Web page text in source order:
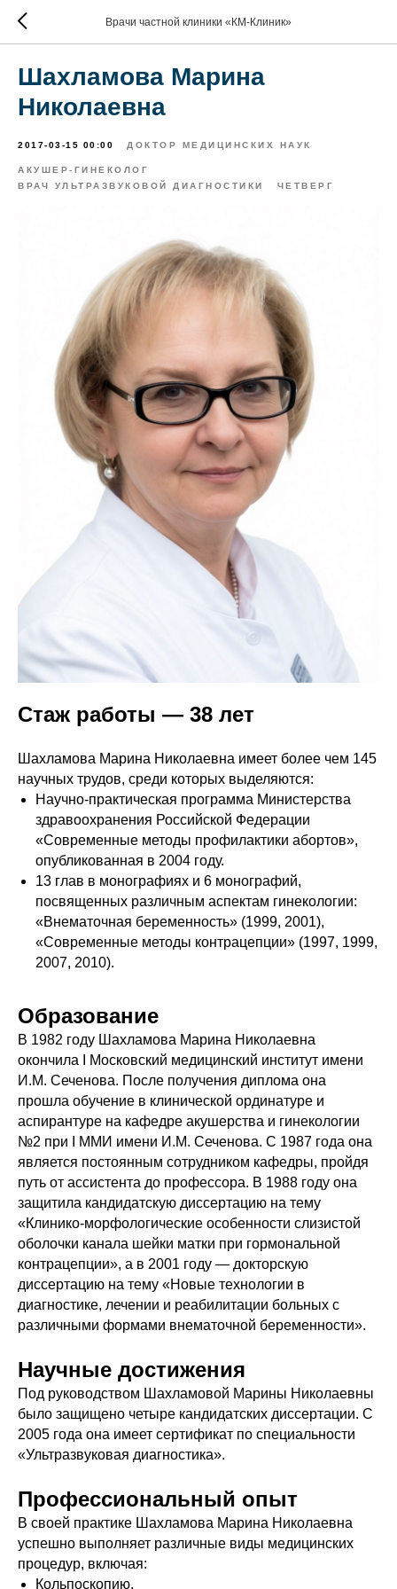
Врачи частной клиники «КМ-Клиник»
Шахламова Марина
Николаевна
2017-03-15 00:00 ДОКТОР МЕДИЦИНСКИХ НАУК
АКУШЕР-ГИНЕКОЛОГ
ВРАЧ УЛЬТРАЗВУКОВОЙ ДИАГНОСТИКИ
ЧЕТВЕРГ
Стаж работы — 38 лет
Шахламова Марина Николаевна имеет более чем 145
научных трудов, среди которых выделяются:
Научно-практическая программа Министерства
здравоохранения Российской Федерации
«Современные методы профилактики абортов»,
опубликованная в 2004 году.
13 глав в монографиях и 6 монографий,
посвященных различным аспектам гинекологии:
«Внематочная беременность» (1999, 2001),
«Современные методы контрацепции» (1997, 1999,
2007, 2010).
Образование
В 1982 году Шахламова Марина Николаевна
окончила I Московский медицинский институт имени
И.М. Сеченова. После получения диплома она
прошла обучение в клинической ординатуре и
аспирантуре на кафедре акушерства и гинекологии
№2 при I ММИ имени И.М. Сеченова. С 1987 года она
является постоянным сотрудником кафедры, пройдя
путь от ассистента до профессора. В 1988 году она
защитила кандидатскую диссертацию на тему
«Клинико-морфологические особенности слизистой
оболочки канала шейки матки при гормональной
контрацепции», а в 2001 году — докторскую
диссертацию на тему «Новые технологии в
диагностике, лечении и реабилитации больных с
различными формами внематочной беременности».
Научные достижения
Под руководством Шахламовой Марины Николаевны
было защищено четыре кандидатских диссертации. С
2005 года она имеет сертификат по специальности
«Ультразвуковая диагностика».
Профессиональный опыт
В своей практике Шахламова Марина Николаевна
успешно выполняет различные виды медицинских
процедур, включая:
Кольпоскопию.